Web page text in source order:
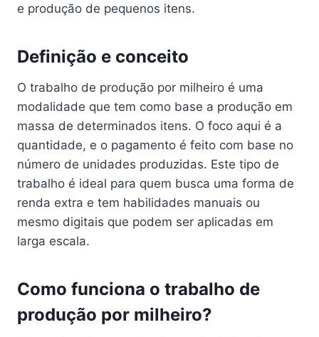
e produção de pequenos itens.
Definição e conceito
O trabalho de produção por milheiro é uma
modalidade que tem como base a produção em
massa de determinados itens. O foco aqui é a
quantidade, e o pagamento é feito com base no
número de unidades produzidas. Este tipo de
trabalho é ideal para quem busca uma forma de
renda extra e tem habilidades manuais ou
mesmo digitais que podem ser aplicadas em
larga escala.
Como funciona o trabalho de
produção por milheiro?